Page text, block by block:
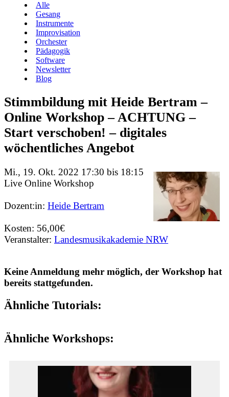
Alle
Gesang
Instrumente
Improvisation
Orchester
Pädagogik
Software
Newsletter
Blog
Stimmbildung mit Heide Bertram –
Online Workshop – ACHTUNG –
Start verschoben! – digitales
wöchentliches Angebot
Mi., 19. Okt. 2022 17:30 bis 18:15
Live Online Workshop
Dozent:in: Heide Bertram
Kosten: 56,00€
Veranstalter: Landesmusikakademie NRW
Keine Anmeldung mehr möglich, der Workshop hat
bereits stattgefunden.
Ähnliche Tutorials:
Ähnliche Workshops: